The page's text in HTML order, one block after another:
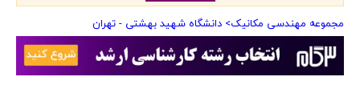
مجموعه مهندسی مکانیک> دانشگاه شهید بهشتی - تهران